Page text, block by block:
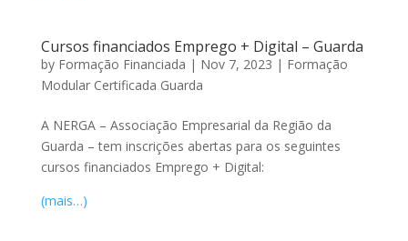
Cursos financiados Emprego + Digital – Guarda
by Formação Financiada | Nov 7, 2023 | Formação
Modular Certificada Guarda
A NERGA – Associação Empresarial da Região da
Guarda – tem inscrições abertas para os seguintes
cursos financiados Emprego + Digital:
(mais…)